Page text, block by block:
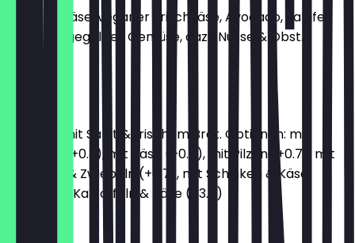
veganer Käse, veganer Frischkäse, Avocado, Falafel,
Hummus, gegrilltes Gemüse, dazu Nüsse & Obst.
Omelett mit Salat & frischem Brot. Optionen: mit
Kräutern (+0.3), mit Käse (+0.7), mit Pilzen (+0.7), mit
Tomaten & Zwiebeln (+0.7), mit Schinken & Käse
(+3.7), mit Kartoffeln & Käse (+3.7)